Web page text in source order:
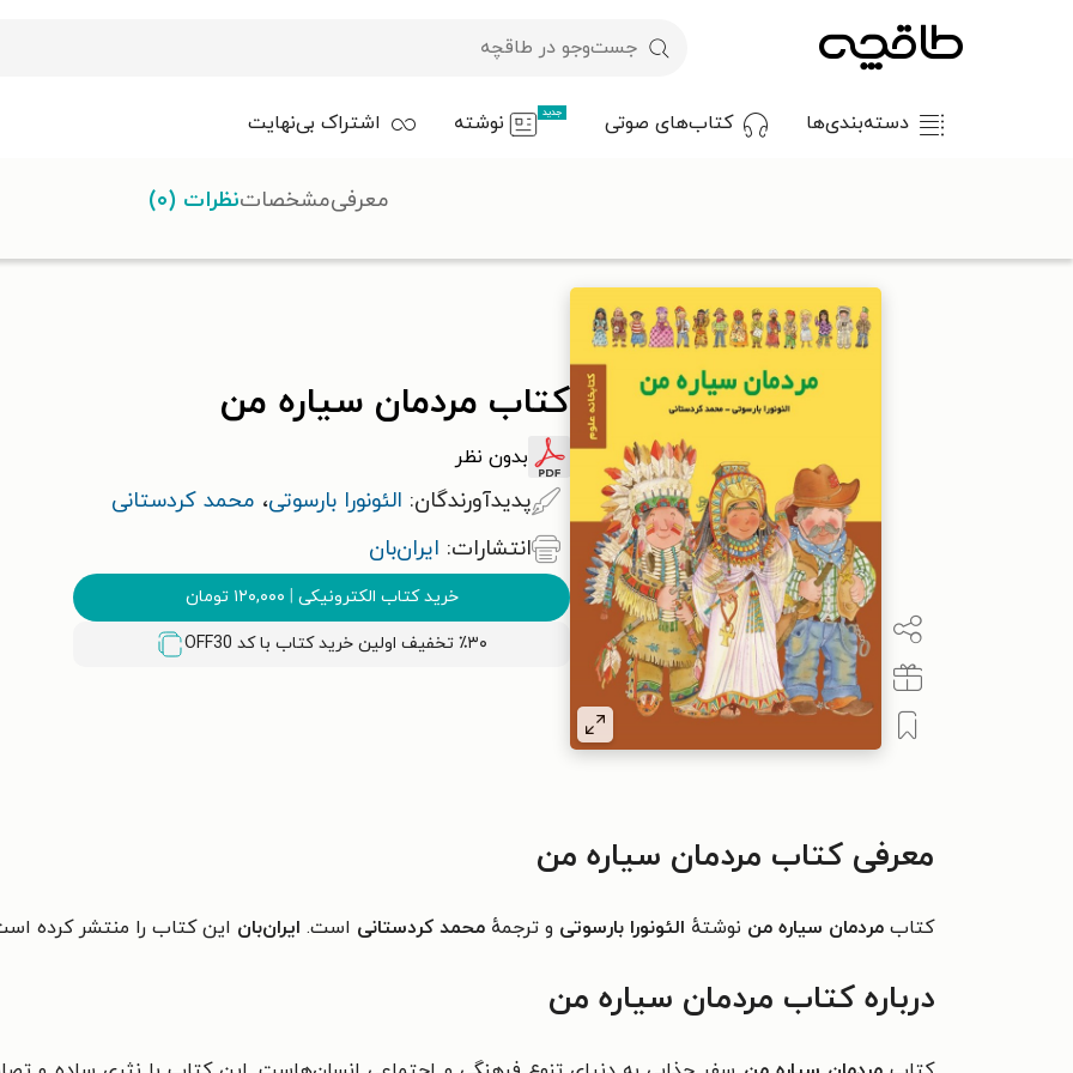
دسته‌بندی‌ها کتاب‌های صوتی جدید نوشته اشتراک بی‌نهایت
کتاب مردمان سیاره من
بدون نظر
پدیدآورندگان: الئونورا بارسوتی، محمد کردستانی
انتشارات: ایران‌بان
خرید کتاب الکترونیکی | ۱۲۰,۰۰۰ تومان
٪۳۰ تخفیف اولین خرید کتاب با کد OFF30
معرفیمشخصاتنظرات (۰)
معرفی کتاب مردمان سیاره من
کتاب مردمان سیاره من نوشتهٔ الئونورا بارسوتی و ترجمهٔ محمد کردستانی است. ایران‌بان این کتاب را منتشر کرده
درباره کتاب مردمان سیاره من